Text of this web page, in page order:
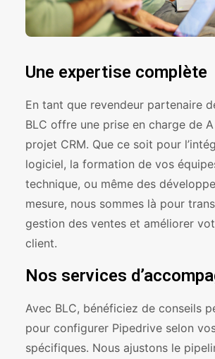
Une expertise complète
En tant que revendeur partenaire
BLC offre une prise en charge de
projet CRM. Que ce soit pour
logiciel, la formation de vos
technique, ou même des
mesure, nous sommes là pour
gestion des ventes et améliorer
client.
Nos services
Avec BLC, bénéficiez de conseils
pour configurer Pipedrive selon
spécifiques. Nous ajustons le